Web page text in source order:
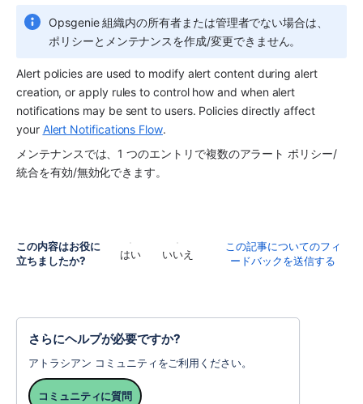
Opsgenie 組織内の所有者または管理者でない場合は、
ポリシーとメンテナンスを作成/変更できません。
Alert policies are used to modify alert content during alert
creation, or apply rules to control how and when alert
notifications may be sent to users. Policies directly affect
your Alert Notifications Flow.
メンテナンスでは、1 つのエントリで複数のアラート ポリシー/
統合を有効/無効化できます。
この内容はお役に
立ちましたか?
はい いいえ
この記事についてのフィ
ードバックを送信する
さらにヘルプが必要ですか?
アトラシアン コミュニティをご利用ください。
コミュニティに質問